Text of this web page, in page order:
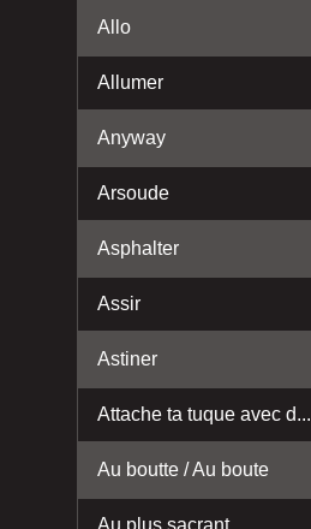
Allo
Allumer
Anyway
Arsoude
Asphalter
Assir
Astiner
Attache ta tuque avec d...
Au boutte / Au boute
Au plus sacrant